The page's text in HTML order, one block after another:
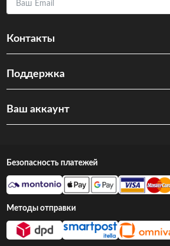
Контакты
Поддержка
Ваш аккаунт
Безопасность платежей
Методы отправки